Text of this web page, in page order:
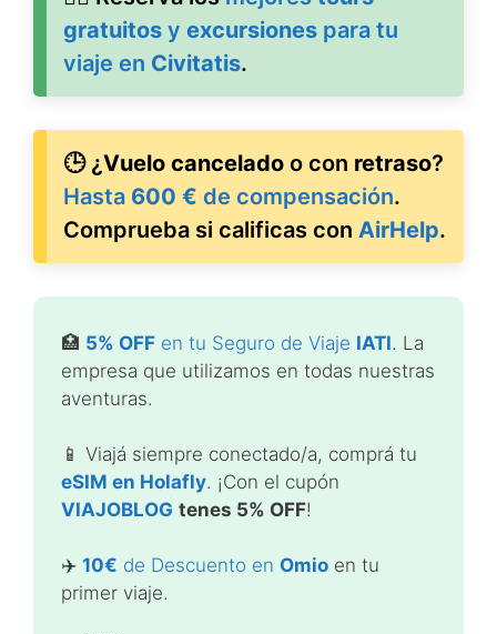
gratuitos y excursiones para tu
viaje en Civitatis.
🕒 ¿Vuelo cancelado o con retraso?
Hasta 600 € de compensación.
Comprueba si calificas con AirHelp.
🏥 5% OFF en tu Seguro de Viaje IATI. La
empresa que utilizamos en todas nuestras
aventuras.
📱 Viajá siempre conectado/a, comprá tu
eSIM en Holafly. ¡Con el cupón
VIAJOBLOG tenes 5% OFF!
✈️ 10€ de Descuento en Omio en tu
primer viaje.